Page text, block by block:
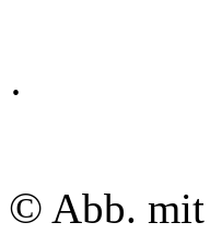
·
© Abb. mit